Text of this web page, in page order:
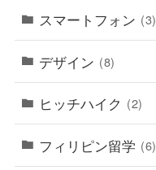
スマートフォン (3)
デザイン (8)
ヒッチハイク (2)
フィリピン留学 (6)